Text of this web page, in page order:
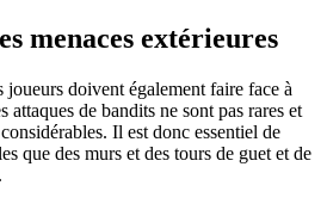
menaces extérieures
joueurs doivent également faire face à
attaques de bandits ne sont pas rares et
Il est donc essentiel de
que des murs et des tours de guet et de